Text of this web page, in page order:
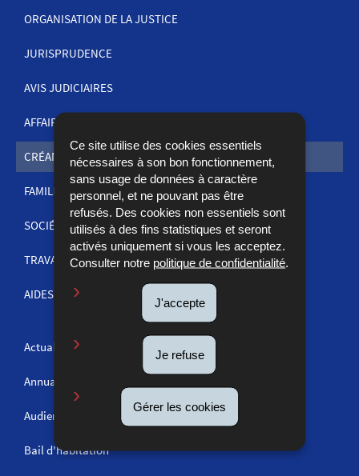
Ce site utilise des cookies essentiels
nécessaires à son bon fonctionnement,
sans usage de données à caractère
personnel, et ne pouvant pas être
refusés. Des cookies non essentiels sont
utilisés à des fins statistiques et seront
activés uniquement si vous les acceptez.
Consulter notre politique de confidentialité
J'accepte
Je refuse
Gérer les cookies
MENU
DE
NAVIGATION
ORGANISATION DE LA JUSTICE
JURISPRUDENCE
AVIS JUDICIAIRES
AFFAIRES PÉNALES
CRÉANCES
FAMILLE
SOCIÉTÉS ET COMMERCE
TRAVAIL
AIDES ET INFORMATIONS
Actualités
Annuaire
Audiences
Bail d'habitation